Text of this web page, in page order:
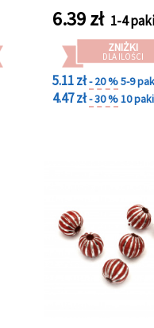
(~98 szt.)
6.39zł 1-4
ZNIŻKI
DLA ILOŚCI
5.11 zł- 20 %5-9
4.47 zł- 30 %10